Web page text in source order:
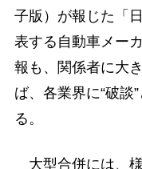
子版）が報じた「
表する自動車メー
報も、関係者に大
ば、各業界に“破談
る。
大型合併には、